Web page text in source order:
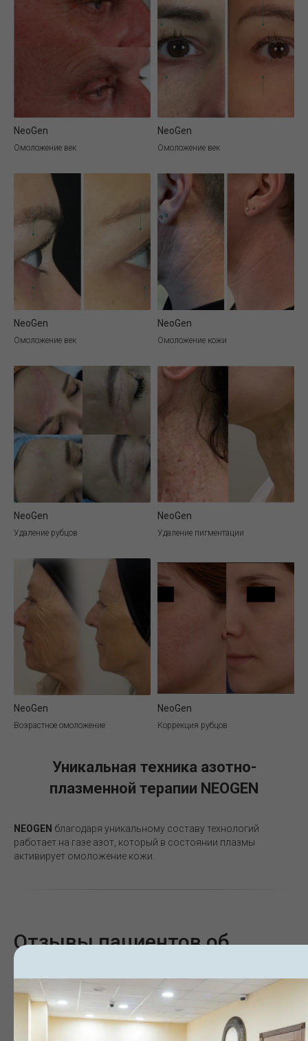
NeoGen
Омоложение век
NeoGen
Омоложение век
NeoGen
Омоложение век
NeoGen
Омоложение кожи
NeoGen
Удаление рубцов
NeoGen
Удаление пигментации
NeoGen
Возрастное омоложение
NeoGen
Коррекция рубцов
Уникальная техника азотно-
плазменной терапии NEOGEN
NEOGEN благодаря уникальному составу технологий
работает на газе азот, который в состоянии плазмы
активирует омоложение кожи.
Отзывы пациентов об
терапии NeoGen
Реальные отзывы о азотной плазме NEOGEN.